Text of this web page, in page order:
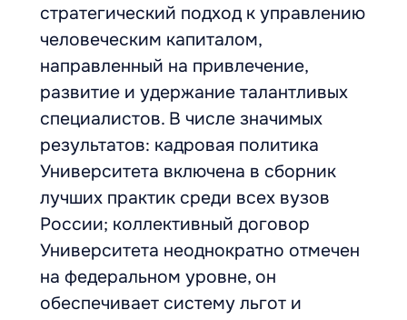
стратегический подход к управлению
человеческим капиталом,
направленный на привлечение,
развитие и удержание талантливых
специалистов. В числе значимых
результатов: кадровая политика
Университета включена в сборник
лучших практик среди всех вузов
России; коллективный договор
Университета неоднократно отмечен
на федеральном уровне, он
обеспечивает систему льгот и